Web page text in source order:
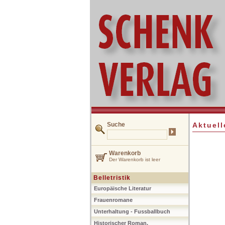
Suche
Warenkorb
Der Warenkorb ist leer
Belletristik
Europäische Literatur
Frauenromane
Unterhaltung - Fussballbuch
Historischer Roman,